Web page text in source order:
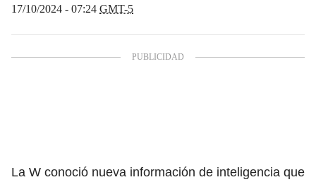
17/10/2024 - 07:24 GMT-5
La W conoció nueva información de inteligencia que